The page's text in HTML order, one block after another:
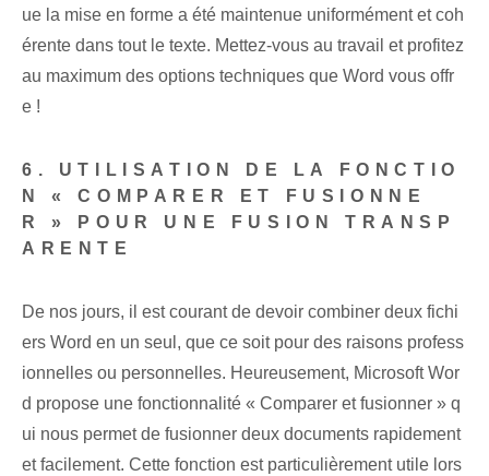
ue la mise en forme a été ⁤maintenue uniformément et ⁢coh
érente dans tout le texte. ‌Mettez-vous au travail et ⁤profitez
au maximum des options techniques que Word vous offr
e !
6. UTILISATION DE LA FONCTIO
N « COMPARER ET FUSIONNE
R » POUR UNE FUSION TRANSP
ARENTE
De nos jours, il est courant de devoir combiner deux fichi
ers Word en un seul, que ce soit pour des raisons profess
ionnelles ou personnelles. Heureusement, Microsoft‌ Wor
d propose une fonctionnalité « Comparer et fusionner » q
ui nous permet de fusionner deux documents rapidement
et facilement. ‌Cette fonction est⁢ particulièrement utile lors